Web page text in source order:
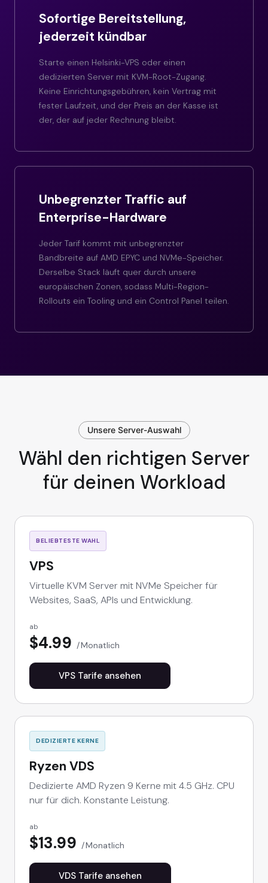
Sofortige Bereitstellung,
jederzeit kündbar
Starte einen Helsinki-VPS oder einen
dedizierten Server mit KVM-Root-Zugang.
Keine Einrichtungsgebühren, kein Vertrag mit
fester Laufzeit, und der Preis an der Kasse ist
der, der auf jeder Rechnung bleibt.
Unbegrenzter Traffic auf
Enterprise-Hardware
Jeder Tarif kommt mit unbegrenzter
Bandbreite auf AMD EPYC und NVMe-Speicher.
Derselbe Stack läuft quer durch unsere
europäischen Zonen, sodass Multi-Region-
Rollouts ein Tooling und ein Control Panel teilen.
Unsere Server-Auswahl
Wähl den richtigen Server
für deinen Workload
BELIEBTESTE WAHL
VPS
Virtuelle KVM Server mit NVMe Speicher für
Websites, SaaS, APIs und Entwicklung.
ab
$4.99 Monatlich
VPS Tarife ansehen
DEDIZIERTE KERNE
Ryzen VDS
Dedizierte AMD Ryzen 9 Kerne mit 4.5 GHz. CPU
nur für dich. Konstante Leistung.
ab
$13.99 Monatlich
VDS Tarife ansehen